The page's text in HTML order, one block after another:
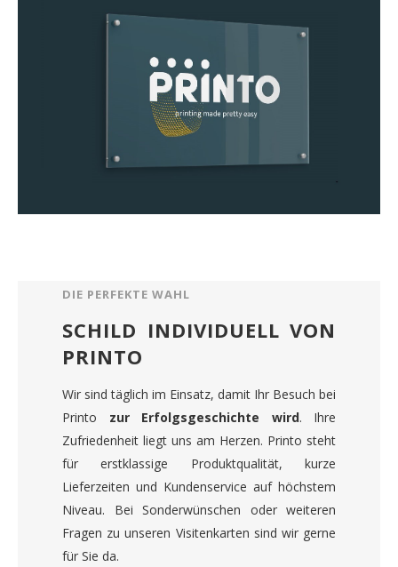
DIE PERFEKTE WAHL
SCHILD INDIVIDUELL VON
PRINTO
Wir sind täglich im Einsatz, damit Ihr Besuch bei
Printo zur Erfolgsgeschichte wird. Ihre
Zufriedenheit liegt uns am Herzen. Printo steht
für erstklassige Produktqualität, kurze
Lieferzeiten und Kundenservice auf höchstem
Niveau. Bei Sonderwünschen oder weiteren
Fragen zu unseren Visitenkarten sind wir gerne
für Sie da.